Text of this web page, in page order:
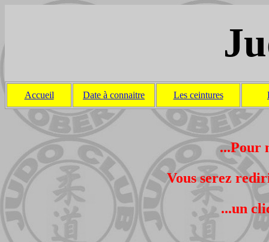
Accueil Date à connaitre Les ceintures
...Pour
Vous serez
...un